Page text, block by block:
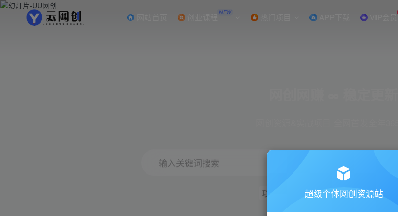
创业课程 NEW 热门项目 APP下载 VIP会员
输入关键词搜索
项目 引流 短视频 小红书
超级个体网创资源站